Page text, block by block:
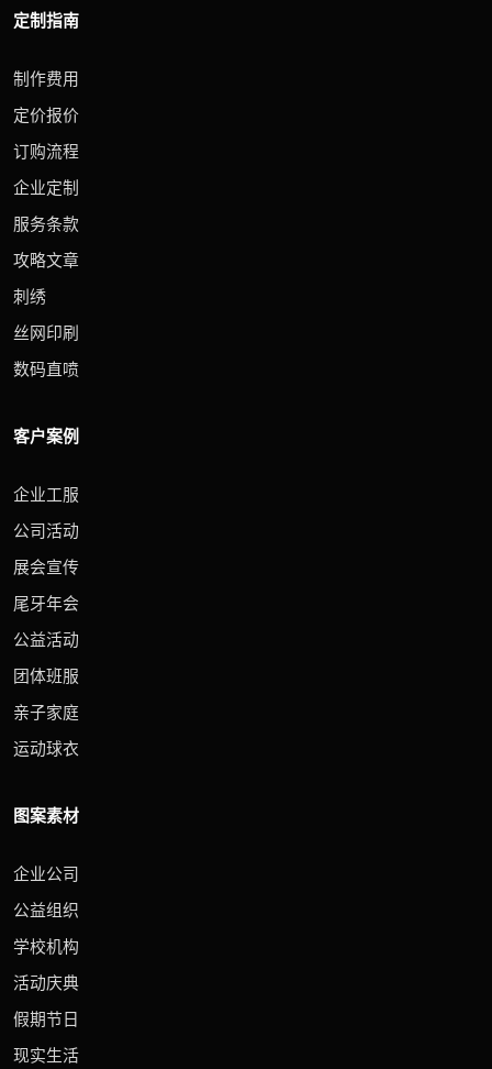
定制指南
制作费用
定价报价
订购流程
企业定制
服务条款
攻略文章
刺绣
丝网印刷
数码直喷
客户案例
企业工服
公司活动
展会宣传
尾牙年会
公益活动
团体班服
亲子家庭
运动球衣
图案素材
企业公司
公益组织
学校机构
活动庆典
假期节日
现实生活